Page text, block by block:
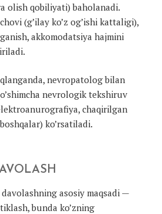
olish qobiliyati) baholanadi.
(g’ilay ko’z og’ishi kattaligi),
akkomodatsiya hajmini
nevropatolog bilan
nevrologik tekshiruv
chaqirilgan
ko’rsatiladi.
davolashning asosiy maqsadi —
bunda ko’zning